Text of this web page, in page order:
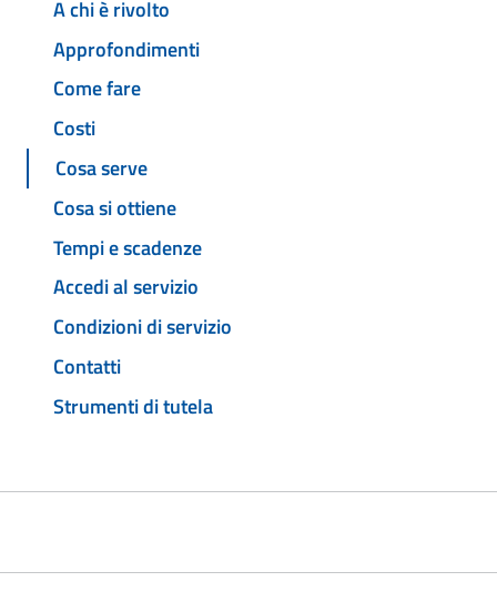
A chi è rivolto
Approfondimenti
Come fare
Costi
Cosa serve
Cosa si ottiene
Tempi e scadenze
Accedi al servizio
Condizioni di servizio
Contatti
Strumenti di tutela